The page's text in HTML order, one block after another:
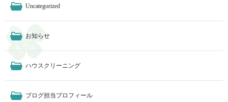
Uncategorized
お知らせ
ハウスクリーニング
ブログ担当プロフィール